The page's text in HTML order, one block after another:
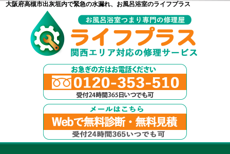
大阪府高槻市出灰垣内で緊急の水漏れ、お風呂浴室のライフプラス